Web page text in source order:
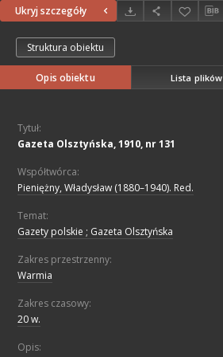
Ukryj szczegóły
Struktura obiektu
Opis obiektu Lista plików
Tytuł:
Gazeta Olsztyńska, 1910, nr 131
Współtwórca:
Pieniężny, Władysław (1880–1940). Red.
Temat:
Gazety polskie ; Gazeta Olsztyńska
Zakres przestrzenny:
Warmia
Zakres czasowy:
20 w.
Opis: